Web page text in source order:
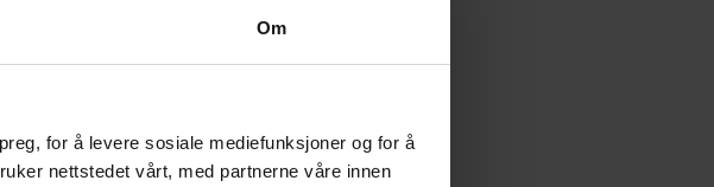
Om
for å levere sosiale mediefunksjoner og for å
nettstedet vårt, med partnerne våre innen
fagmiljø
selskap